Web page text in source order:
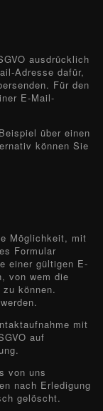
ausdrücklich
Adresse dafür,
Für den
E-Mail-
über einen
können Sie
Möglichkeit, mit
Formular
einer gültigen E-
von wem die
können.
mit
auf
von uns
nach Erledigung
gelöscht.